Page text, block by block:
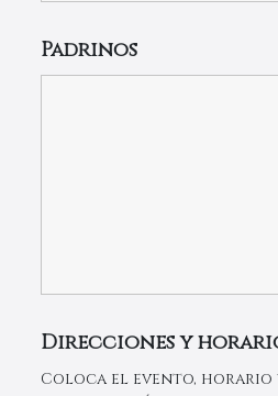
Padrinos
Direcciones y
Coloca el evento, horario